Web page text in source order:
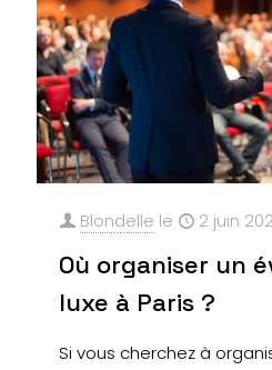
Blondelle le 2 juin
Où organiser un
luxe à Paris ?
Si vous cherchez à